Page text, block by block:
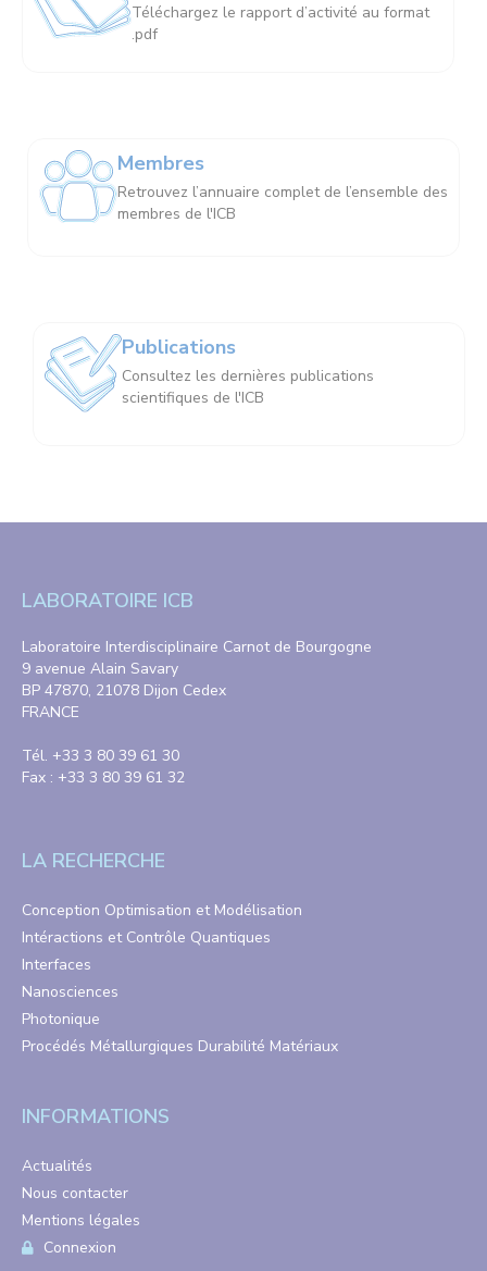
Téléchargez le rapport d’activité au format
.pdf
Membres
Retrouvez l’annuaire complet de l’ensemble des
membres de l'ICB
Publications
Consultez les dernières publications
scientifiques de l'ICB
LABORATOIRE ICB
Laboratoire Interdisciplinaire Carnot de Bourgogne
9 avenue Alain Savary
BP 47870, 21078 Dijon Cedex
FRANCE
Tél. +33 3 80 39 61 30
Fax : +33 3 80 39 61 32
LA RECHERCHE
Conception Optimisation et Modélisation
Intéractions et Contrôle Quantiques
Interfaces
Nanosciences
Photonique
Procédés Métallurgiques Durabilité Matériaux
INFORMATIONS
Actualités
Nous contacter
Mentions légales
Connexion